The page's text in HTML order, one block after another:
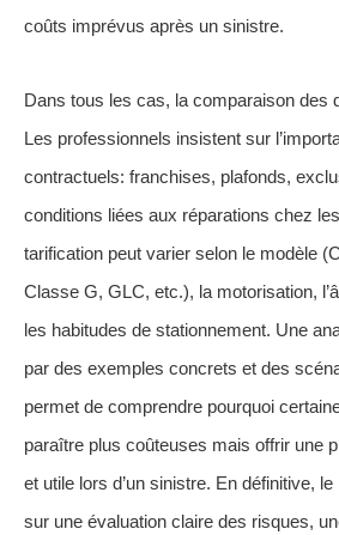
coûts imprévus après un sinistre.
Dans tous les cas, la comparaison des
Les professionnels insistent sur
contractuels: franchises, plafonds,
conditions liées aux réparations chez
tarification peut varier selon le modèle
Classe G, GLC, etc.), la motorisation,
les habitudes de stationnement. Une
par des exemples concrets et des
permet de comprendre pourquoi
paraître plus coûteuses mais offrir une
et utile lors d’un sinistre. En définitive,
sur une évaluation claire des risques,